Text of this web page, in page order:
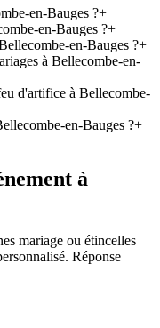
en-Bauges ?+
en-Bauges ?+
en-Bauges ?+
à Bellecombe-en-
d'artifice à Bellecombe-
en-Bauges ?+
à
mariage ou étincelles
Réponse